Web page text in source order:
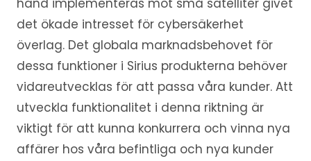
hand implementeras mot små satelliter givet
det ökade intresset för cybersäkerhet
överlag. Det globala marknadsbehovet för
dessa funktioner i Sirius produkterna behöver
vidareutvecklas för att passa våra kunder. Att
utveckla funktionalitet i denna riktning är
viktigt för att kunna konkurrera och vinna nya
affärer hos våra befintliga och nya kunder